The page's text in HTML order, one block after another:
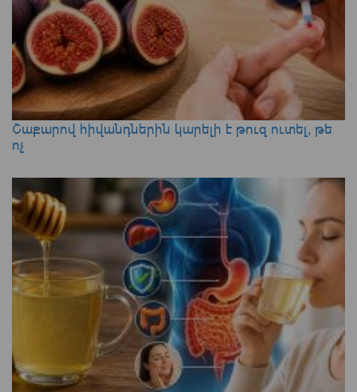
Շաքարով հիվանդներին կարելի է թուզ ուտել, թե
ոչ